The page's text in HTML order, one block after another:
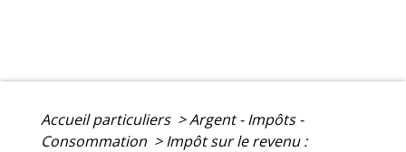
Accueil particuliers >Argent - Impôts -
Consommation > Impôt sur le revenu :